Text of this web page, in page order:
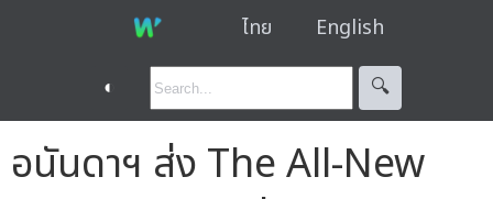
ไทย English
◐ 🔍︎
อนันดาฯ ส่ง The All-New